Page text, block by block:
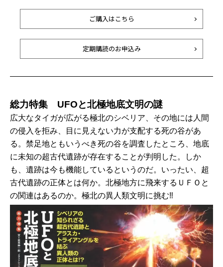
ご購入はこちら
定期購読のお申込み
総力特集 UFOと北極地底文明の謎
広大なタイガが広がる極北のシベリア、その地には人間
の侵入を拒み、目に見えない力が支配する死の谷があ
る。禁足地ともいうべき死の谷を調査したところ、地底
に未知の超古代遺跡が存在することが判明した。しか
も、遺跡は今も機能しているというのだ。いったい、超
古代遺跡の正体とは何か。北極地方に飛来するＵＦＯと
の関連はあるのか。極北の異人類文明に挑む‼